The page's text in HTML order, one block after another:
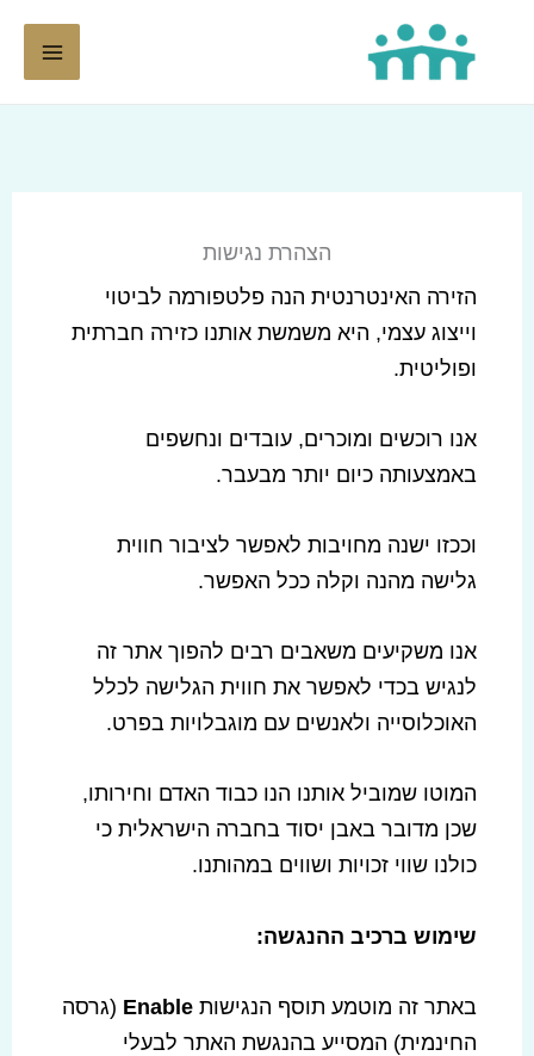
הצהרת נגישות
הזירה האינטרנטית הנה פלטפורמה לביטוי
וייצוג עצמי, היא משמשת אותנו כזירה חברתית
ופוליטית.
אנו רוכשים ומוכרים, עובדים ונחשפים
באמצעותה כיום יותר מבעבר.
וככזו ישנה מחויבות לאפשר לציבור חווית
גלישה מהנה וקלה ככל האפשר.
אנו משקיעים משאבים רבים להפוך אתר זה
לנגיש בכדי לאפשר את חווית הגלישה לכלל
האוכלוסייה ולאנשים עם מוגבלויות בפרט.
המוטו שמוביל אותנו הנו כבוד האדם וחירותו,
שכן מדובר באבן יסוד בחברה הישראלית כי
כולנו שווי זכויות ושווים במהותנו.
שימוש ברכיב ההנגשה:
באתר זה מוטמע תוסף הנגישותEnable (גרסה
החינמית) המסייע בהנגשת האתר לבעלי